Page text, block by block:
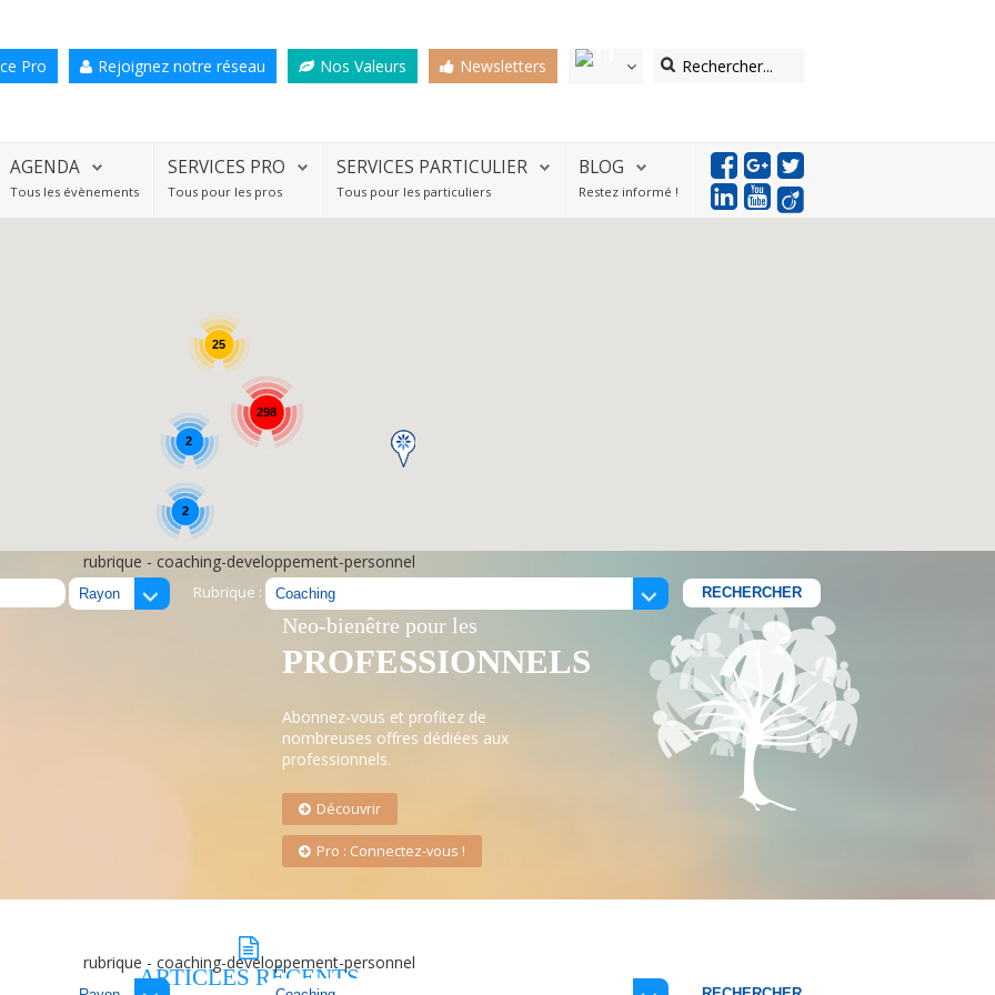
Pro Rejoignez notre réseau Nos Valeurs Newsletters
AGENDA
Tous les évènements
SERVICES PRO
Tous pour les pros
SERVICES PARTICULIER
Tous pour les particuliers
BLOG
Restez informé !
298
2
2
25
rubrique - coaching-developpement-personnel
Rubrique :
rubrique - coaching-developpement-personnel
LE RÉSEAU
Neo-bienêtre pour les
PROFESSIONNELS
Abonnez-vous et profitez de
nombreuses offres dédiées aux
professionnels.
Découvrir
Pro : Connectez-vous !
ARTICLES RÉCENTS